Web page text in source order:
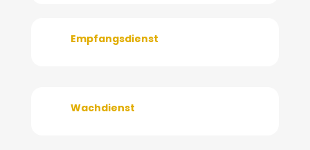
Empfangsdienst
Wachdienst